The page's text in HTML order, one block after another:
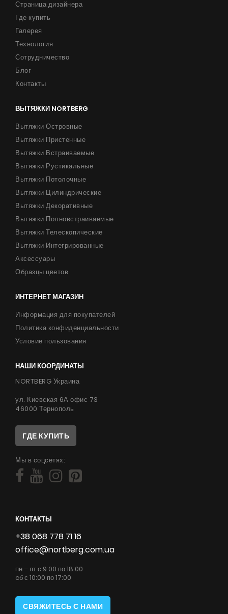
Страница дизайнера
Где купить
Галерея
Технология
Сотрудничество
Блог
Контакты
ВЫТЯЖКИ NORTBERG
Вытяжки Островные
Вытяжки Пристенные
Вытяжки Встраиваемые
Вытяжки Рустикальные
Вытяжки Потолочные
Вытяжки Цилиндрические
Вытяжки Декоративные
Вытяжки Полновстраиваемые
Вытяжки Телескопические
Вытяжки Интегрированные
Аксессуары
Образцы цветов
ИНТЕРНЕТ МАГАЗИН
Информация для покупателей
Политика конфиденциальности
Условие пользования
НАШИ КООРДИНАТЫ
NORTBERG Украина
ул. Киевская 6А офис 73
46000 Тернополь
ГДЕ КУПИТЬ
Мы в соцсетях:
КОНТАКТЫ
+38 068 778 71 16
office@nortberg.com.ua
пн – пт с 9:00 по 18:00
cб с 10:00 по 17:00
СВЯЖИТЕСЬ С НАМИ